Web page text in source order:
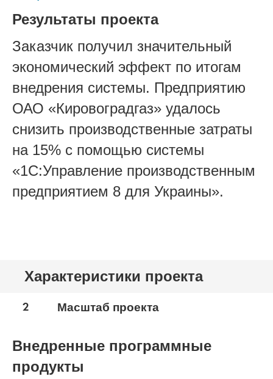
Результаты проекта
Заказчик получил значительный
экономический эффект по итогам
внедрения системы. Предприятию
ОАО «Кировоградгаз» удалось
снизить производственные затраты
на 15% с помощью системы
«1С:Управление производственным
предприятием 8 для Украины».
Характеристики проекта
2 Масштаб проекта
Внедренные программные
продукты